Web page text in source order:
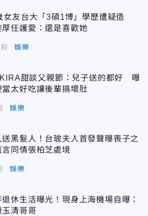
女友台大「3碩1博」學歷遭疑造
任護愛：還是喜歡她
娛樂
甜談父親節：兒子送的都好 曝
當太好吃讓後輩搞壞肚
娛樂
送黑髮人！台玻夫人首發聲曝喪子之
同情張柏芝處境
娛樂
退休生活曝光！現身上海機場自曝：
玉清哥哥